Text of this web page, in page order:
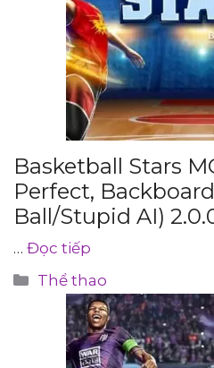
Basketball Stars
Perfect,
Ball/Stupid AI)
… Đọc tiếp
Danh
mục
Thể thao